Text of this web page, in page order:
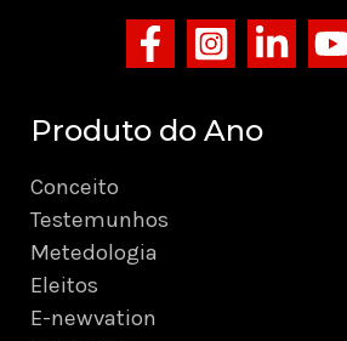
Produto do Ano
Conceito
Testemunhos
Metedologia
Eleitos
E-newvation